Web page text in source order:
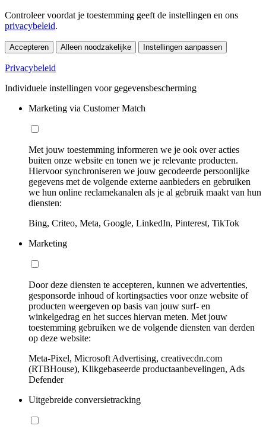
Controleer voordat je toestemming geeft de instellingen en ons
privacybeleid.
Accepteren Alleen noodzakelijke Instellingen aanpassen
Privacybeleid
Individuele instellingen voor gegevensbescherming
Marketing via Customer Match
Met jouw toestemming informeren we je ook over acties
buiten onze website en tonen we je relevante producten.
Hiervoor synchroniseren we jouw gecodeerde persoonlijke
gegevens met de volgende externe aanbieders en gebruiken
we hun online reclamekanalen als je al gebruik maakt van hun
diensten:
Bing, Criteo, Meta, Google, LinkedIn, Pinterest, TikTok
Marketing
Door deze diensten te accepteren, kunnen we advertenties,
gesponsorde inhoud of kortingsacties voor onze website of
producten weergeven op basis van jouw surf- en
winkelgedrag en het succes hiervan meten. Met jouw
toestemming gebruiken we de volgende diensten van derden
op deze website:
Meta-Pixel, Microsoft Advertising, creativecdn.com
(RTBHouse), Klikgebaseerde productaanbevelingen, Ads
Defender
Uitgebreide conversietracking